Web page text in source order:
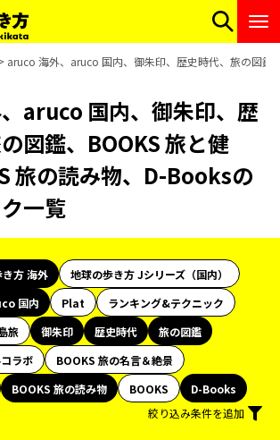
aruco 海外、aruco 国内、御朱印、歴史時代、旅の図鑑
aruco 国内、御朱印、歴
図鑑、BOOKS 旅と健
旅の読み物、D-Booksの
一覧
方 海外
地球の歩き方 Jシリーズ（国内）
国内 Plat
ランキング&テクニック
旅 御朱印 歴史時代
旅の図鑑
ラボ
BOOKS 旅の名言＆絶景
BOOKS 旅の読み物 BOOKS
D-Books
絞り込み条件を追加